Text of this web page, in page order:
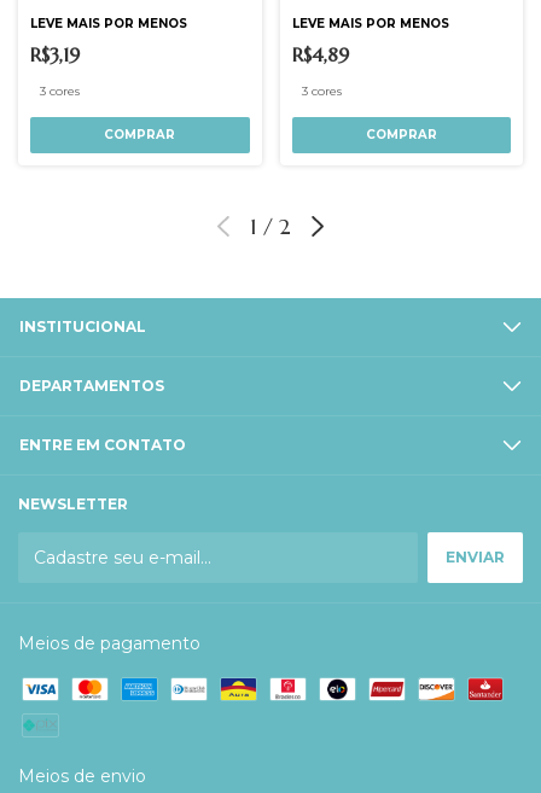
LEVE MAIS POR MENOS
R$3,19
3 cores
COMPRAR
LEVE MAIS POR MENOS
R$4,89
3 cores
COMPRAR
1 / 2
INSTITUCIONAL
DEPARTAMENTOS
ENTRE EM CONTATO
NEWSLETTER
Meios de pagamento
Meios de envio